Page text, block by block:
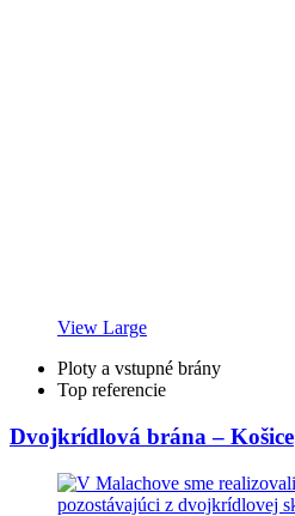
View Large
Ploty a vstupné brány
Top referencie
Dvojkrídlová brána – Košice